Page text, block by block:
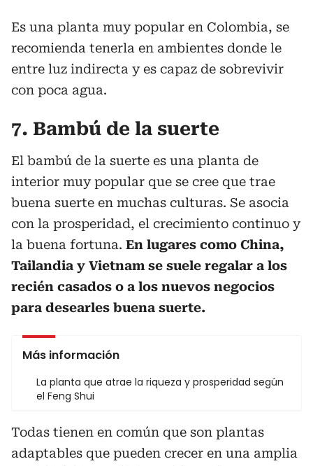
Es una planta muy popular en Colombia, se
recomienda tenerla en ambientes donde le
entre luz indirecta y es capaz de sobrevivir
con poca agua.
7. Bambú de la suerte
El bambú de la suerte es una planta de
interior muy popular que se cree que trae
buena suerte en muchas culturas. Se asocia
con la prosperidad, el crecimiento continuo y
la buena fortuna. En lugares como China,
Tailandia y Vietnam se suele regalar a los
recién casados o a los nuevos negocios
para desearles buena suerte.
Más información
La planta que atrae la riqueza y prosperidad según
el Feng Shui
Todas tienen en común que son plantas
adaptables que pueden crecer en una amplia